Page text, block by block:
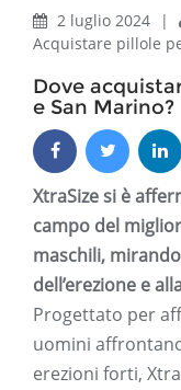
2 luglio 2024 |
Acquistare pillole
Dove
e San Marino?
XtraSize si è
campo del
maschili,
dell’erezione e
Progettato per
uomini
erezioni forti,